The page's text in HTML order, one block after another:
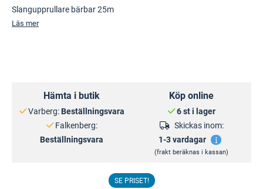
Slangupprullare bärbar 25m
Läs mer
Hämta i butik
Varberg: Beställningsvara
Falkenberg:
Beställningsvara
Köp online
6 st i lager
Skickas inom:
1-3 vardagar
(frakt beräknas i kassan)
SE PRISET!